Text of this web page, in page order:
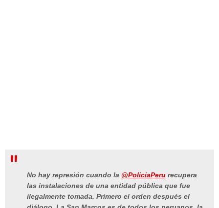
No hay represión cuando la @PoliciaPeru recupera
las instalaciones de una entidad pública que fue
ilegalmente tomada. Primero el orden después el